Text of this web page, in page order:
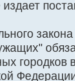
городков